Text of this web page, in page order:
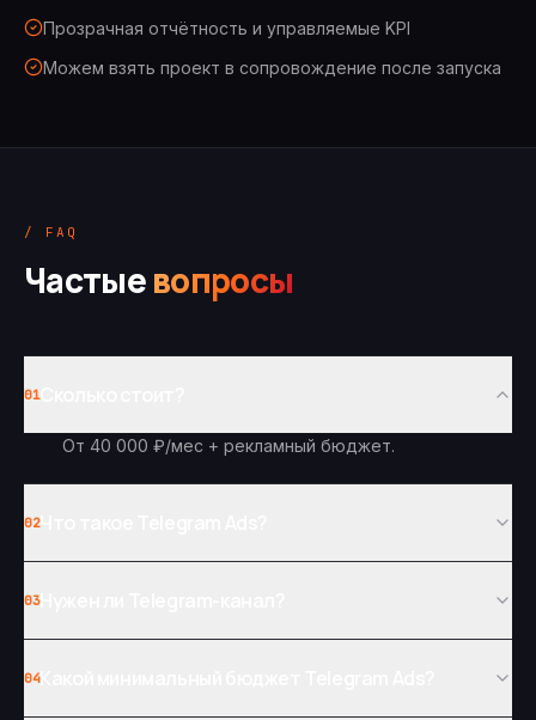
Прозрачная отчётность и управляемые KPI
Можем взять проект в сопровождение после запуска
/ FAQ
Частыевопросы
01Сколько стоит?
От 40 000 ₽/мес + рекламный бюджет.
02Что такое Telegram Ads?
03Нужен ли Telegram-канал?
04Какой минимальный бюджет Telegram Ads?